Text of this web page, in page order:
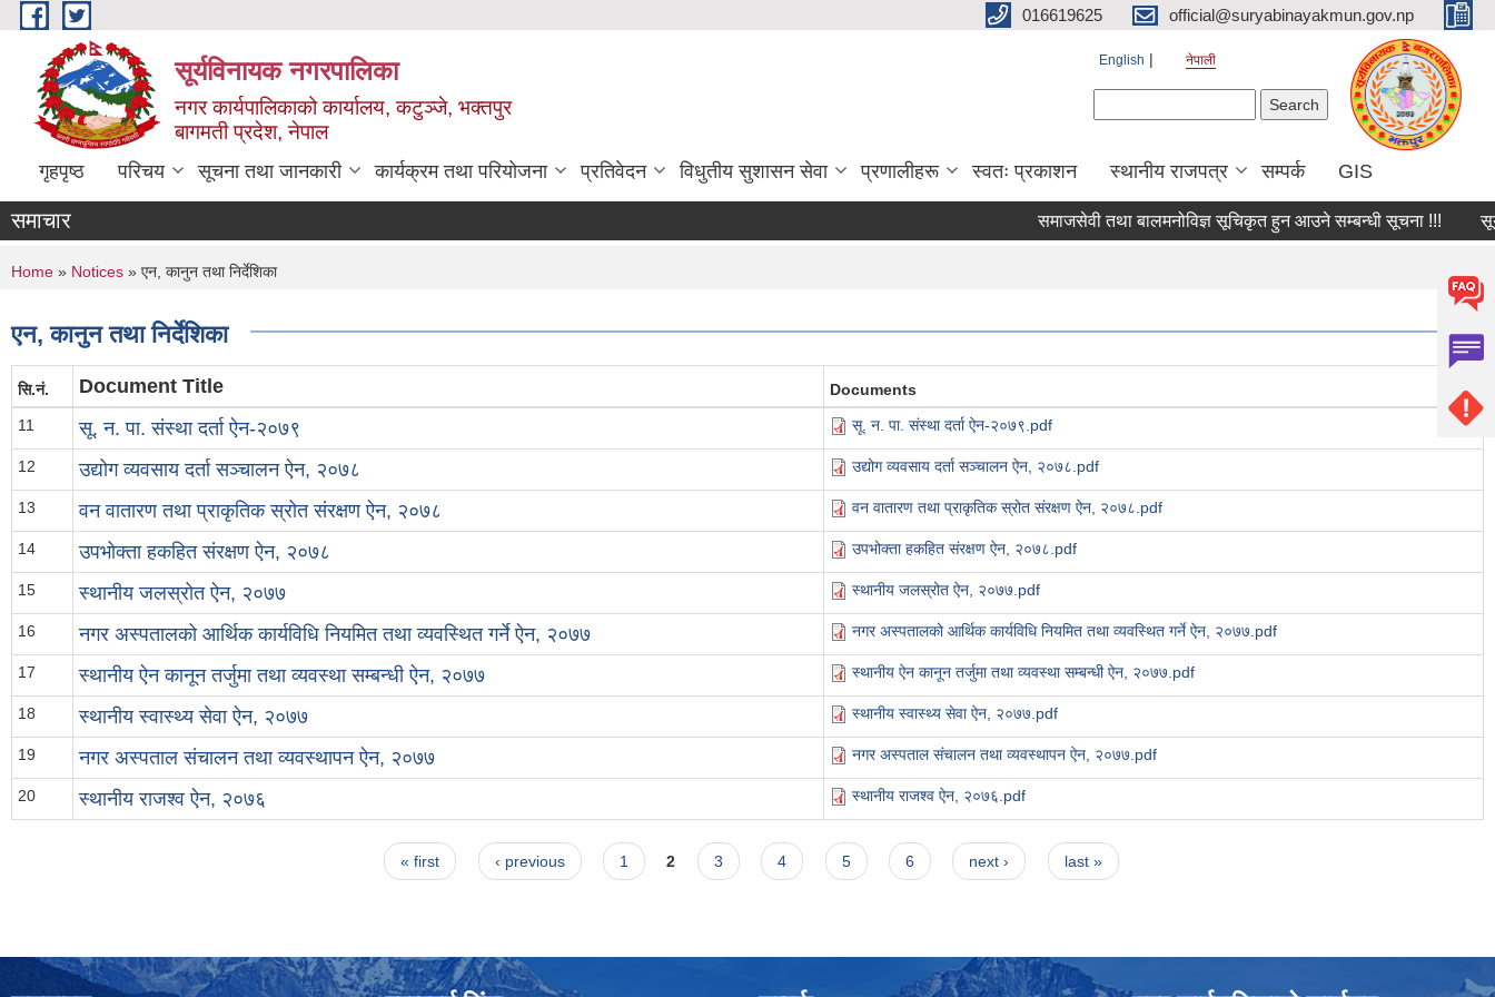
Skip to main content 016619625 official@suryabinayakmun.gov.np
सूर्यविनायक नगरपालिका
नगर कार्यपालिकाको कार्यालय, कटुञ्जे, भक्तपुर
बागमती प्रदेश, नेपाल
English नेपाली
गृहपृष्ठ परिचय सूचना तथा जानकारी कार्यक्रम तथा परियोजना प्रतिवेदन विधुतीय सुशासन सेवा प्रणालीहरू स्वतः प्रकाशन स्थानीय राजपत्र सम्पर्क GIS
समाचार समाजसेवी तथा बालमनोविज्ञ सूचिकृत हुन आउने सम्बन्धी सूचना !!!
You are here
Home » Notices » एन, कानुन तथा निर्देशिका
एन, कानुन तथा निर्देशिका
सि.नं. Document Title
Documents
11
सू. न. पा. संस्था दर्ता ऐन-२०७९ सू. न. पा. संस्था दर्ता ऐन-२०७९.pdf
12 उद्योग व्यवसाय दर्ता सञ्चालन ऐन, २०७८ उद्योग व्यवसाय दर्ता सञ्चालन ऐन, २०७८.pdf
13 वन वातारण तथा प्राकृतिक स्रोत संरक्षण ऐन, २०७८ वन वातारण तथा प्राकृतिक स्रोत संरक्षण ऐन, २०७८.pdf
14 उपभोक्ता हकहित संरक्षण ऐन, २०७८ उपभोक्ता हकहित संरक्षण ऐन, २०७८.pdf
15 स्थानीय जलस्रोत ऐन, २०७७ स्थानीय जलस्रोत ऐन, २०७७.pdf
16 नगर अस्पतालको आर्थिक कार्यविधि नियमित तथा व्यवस्थित गर्ने ऐन, २०७७ नगर अस्पतालको आर्थिक कार्यविधि नियमित तथा व्यवस्थित गर्ने ऐन, २०७७.pdf
17 स्थानीय ऐन कानून तर्जुमा तथा व्यवस्था सम्बन्धी ऐन, २०७७ स्थानीय ऐन कानून तर्जुमा तथा व्यवस्था सम्बन्धी ऐन, २०७७.pdf
18 स्थानीय स्वास्थ्य सेवा ऐन, २०७७ स्थानीय स्वास्थ्य सेवा ऐन, २०७७.pdf
19 नगर अस्पताल संचालन तथा व्यवस्थापन ऐन, २०७७ नगर अस्पताल संचालन तथा व्यवस्थापन ऐन, २०७७.pdf
20 स्थानीय राजश्व ऐन, २०७६ स्थानीय राजश्व ऐन, २०७६.pdf
« first ‹ previous 1 2 3 4 5 6 next › last »